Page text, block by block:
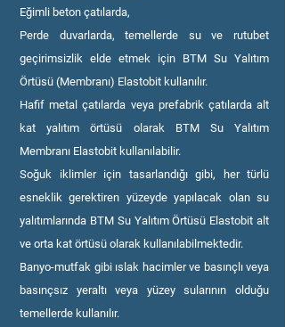
Eğimli beton çatılarda,
Perde duvarlarda, temellerde su ve rutubet
geçirimsizlik elde etmek için BTM Su Yalıtım
Örtüsü (Membranı) Elastobit kullanılır.
Hafif metal çatılarda veya prefabrik çatılarda alt
kat yalıtım örtüsü olarak BTM Su Yalıtım
Membranı Elastobit kullanılabilir.
Soğuk iklimler için tasarlandığı gibi, her türlü
esneklik gerektiren yüzeyde yapılacak olan su
yalıtımlarında BTM Su Yalıtım Örtüsü Elastobit alt
ve orta kat örtüsü olarak kullanılabilmektedir.
Banyo-mutfak gibi ıslak hacimler ve basınçlı veya
basınçsız yeraltı veya yüzey sularının olduğu
temellerde kullanılır.